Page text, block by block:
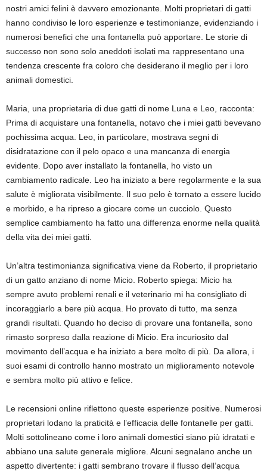
nostri amici felini è davvero emozionante. Molti proprietari di gatti
hanno condiviso le loro esperienze e testimonianze, evidenziando i
numerosi benefici che una fontanella può apportare. Le storie di
successo non sono solo aneddoti isolati ma rappresentano una
tendenza crescente fra coloro che desiderano il meglio per i loro
animali domestici.
Maria, una proprietaria di due gatti di nome Luna e Leo, racconta:
Prima di acquistare una fontanella, notavo che i miei gatti bevevano
pochissima acqua. Leo, in particolare, mostrava segni di
disidratazione con il pelo opaco e una mancanza di energia
evidente. Dopo aver installato la fontanella, ho visto un
cambiamento radicale. Leo ha iniziato a bere regolarmente e la sua
salute è migliorata visibilmente. Il suo pelo è tornato a essere lucido
e morbido, e ha ripreso a giocare come un cucciolo. Questo
semplice cambiamento ha fatto una differenza enorme nella qualità
della vita dei miei gatti.
Un’altra testimonianza significativa viene da Roberto, il proprietario
di un gatto anziano di nome Micio. Roberto spiega: Micio ha
sempre avuto problemi renali e il veterinario mi ha consigliato di
incoraggiarlo a bere più acqua. Ho provato di tutto, ma senza
grandi risultati. Quando ho deciso di provare una fontanella, sono
rimasto sorpreso dalla reazione di Micio. Era incuriosito dal
movimento dell’acqua e ha iniziato a bere molto di più. Da allora, i
suoi esami di controllo hanno mostrato un miglioramento notevole
e sembra molto più attivo e felice.
Le recensioni online riflettono queste esperienze positive. Numerosi
proprietari lodano la praticità e l’efficacia delle fontanelle per gatti.
Molti sottolineano come i loro animali domestici siano più idratati e
abbiano una salute generale migliore. Alcuni segnalano anche un
aspetto divertente: i gatti sembrano trovare il flusso dell’acqua